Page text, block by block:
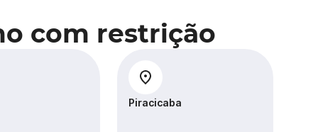
com restrição
Piracicaba